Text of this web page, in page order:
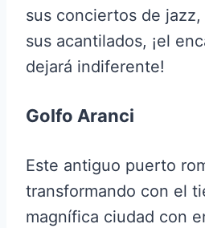
sus conciertos de
sus acantilados, ¡el
dejará indiferente!
Golfo Aranci
Este antiguo puerto
transformando con el
magnífica ciudad con